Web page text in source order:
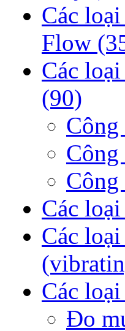
Các
Flow
Các
(90)
Công
Công
Công
Các
Các
Các
Đo